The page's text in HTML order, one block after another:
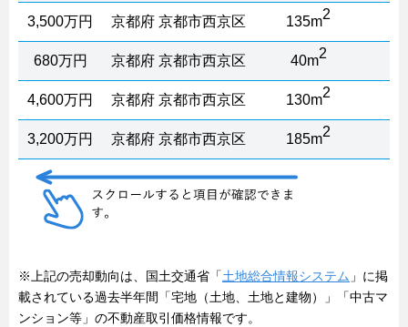
3,500万円 京都府 京都市西京区 135m2
680万円 京都府 京都市西京区 40m2
4,600万円 京都府 京都市西京区 130m2
3,200万円 京都府 京都市西京区 185m2
※上記の売却動向は、国土交通省「土地総合情報システム 」に掲
載されている過去半年間「宅地（土地、土地と建物）」「中古マ
ンション等」の不動産取引価格情報です。